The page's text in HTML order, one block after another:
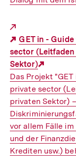
GET in -
sector
Sektor)
Link:
Das Projekt
private sector
privaten Sektor)
vor allem Fälle
und der
Krediten usw.)